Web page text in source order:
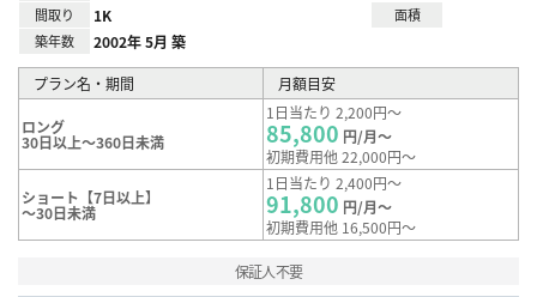
間取り 1K
面積
築年数
2002年 5月 築
プラン名・期間 月額目安
ロング
30日以上～360日未満
1日当たり 2,200円～
85,800 円/月～
初期費用他 22,000円～
ショート【7日以上】
～30日未満
1日当たり 2,400円～
91,800 円/月～
初期費用他 16,500円～
保証人不要